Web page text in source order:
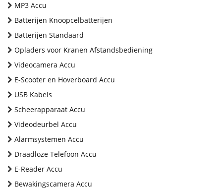
MP3 Accu
Batterijen Knoopcelbatterijen
Batterijen Standaard
Opladers voor Kranen Afstandsbediening
Videocamera Accu
E-Scooter en Hoverboard Accu
USB Kabels
Scheerapparaat Accu
Videodeurbel Accu
Alarmsystemen Accu
Draadloze Telefoon Accu
E-Reader Accu
Bewakingscamera Accu